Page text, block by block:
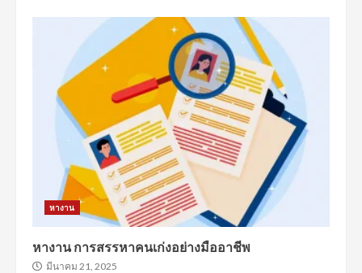
หางาน
หางาน การสรรหาคนเก่งอย่างมืออาชีพ
มีนาคม 21, 2025